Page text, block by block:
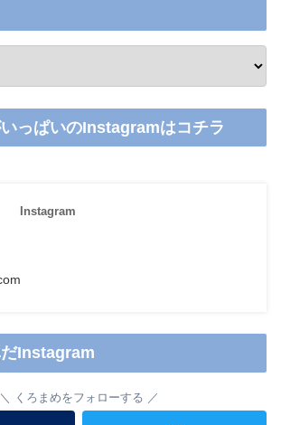
っぱいのInstagramはコチラ
Instagram
Instagram
くろまめをフォローする